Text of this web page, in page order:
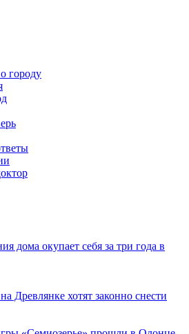
городу
дома окупает себя за три года в
Древлянке хотят законно снести